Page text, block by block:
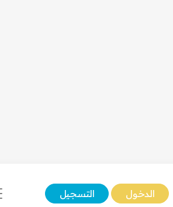
الدخول التسجيل